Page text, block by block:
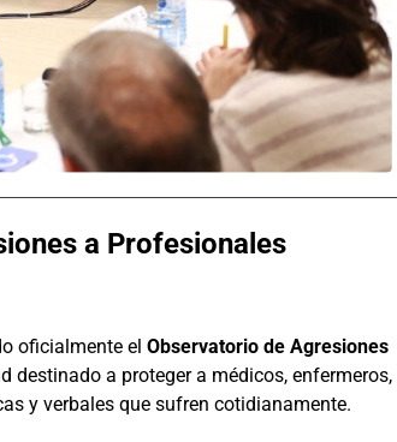
a Profesionales
oficialmente el Observatorio de Agresiones
destinado a proteger a médicos, enfermeros,
y verbales que sufren cotidianamente.